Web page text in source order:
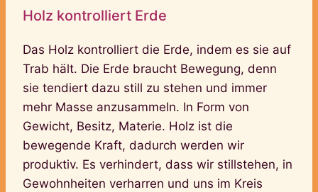
Holz kontrolliert Erde
Das Holz kontrolliert die Erde, indem es sie auf
Trab hält. Die Erde braucht Bewegung, denn
sie tendiert dazu still zu stehen und immer
mehr Masse anzusammeln. In Form von
Gewicht, Besitz, Materie. Holz ist die
bewegende Kraft, dadurch werden wir
produktiv. Es verhindert, dass wir stillstehen, in
Gewohnheiten verharren und uns im Kreis